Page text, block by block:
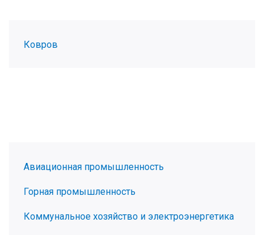
Ковров
Авиационная промышленность
Горная промышленность
Коммунальное хозяйство и электроэнергетика